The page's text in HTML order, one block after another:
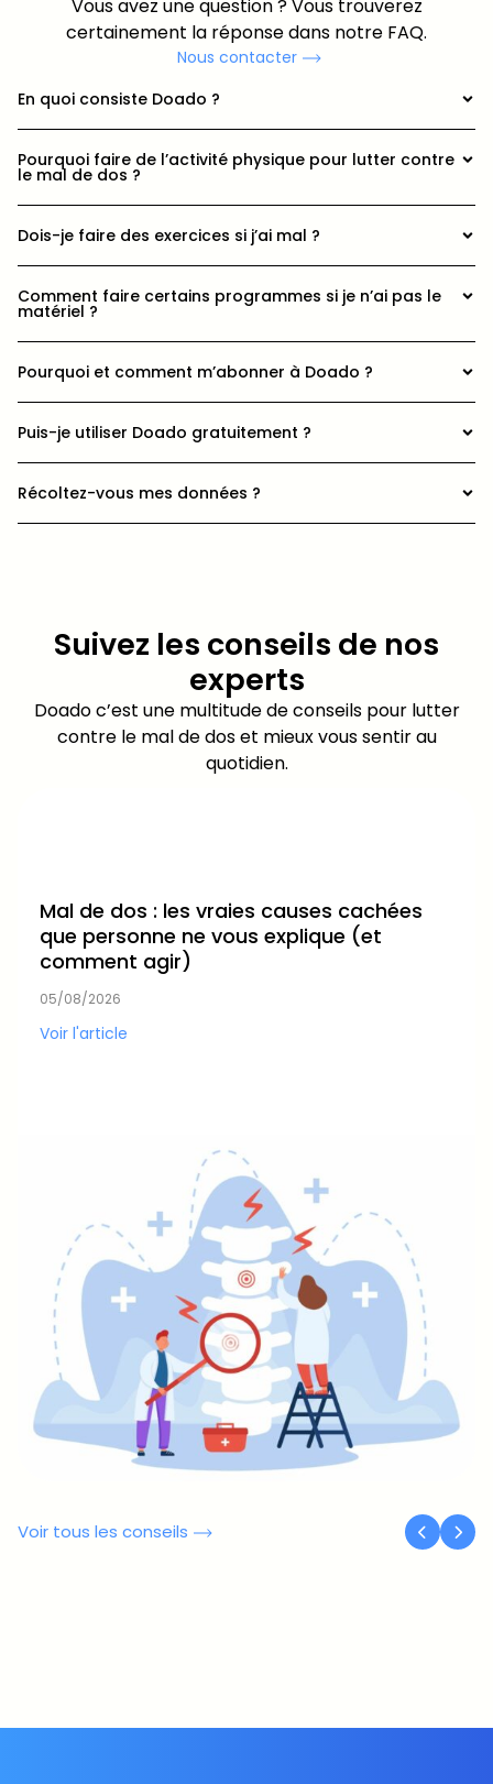
Vous avez une question ? Vous trouverez
certainement la réponse dans notre FAQ.
Nous contacter
En quoi consiste Doado ?
Pourquoi faire de l’activité physique pour lutter contre
le mal de dos ?
Dois-je faire des exercices si j’ai mal ?
Comment faire certains programmes si je n’ai pas le
matériel ?
Pourquoi et comment m’abonner à Doado ?
Puis-je utiliser Doado gratuitement ?
Récoltez-vous mes données ?
Suivez les conseils de nos
experts
Doado c’est une multitude de conseils pour lutter
contre le mal de dos et mieux vous sentir au
quotidien.
Mal de dos : les vraies causes cachées
que personne ne vous explique (et
comment agir)
05/08/2026
Voir l'article
Voir tous les conseils